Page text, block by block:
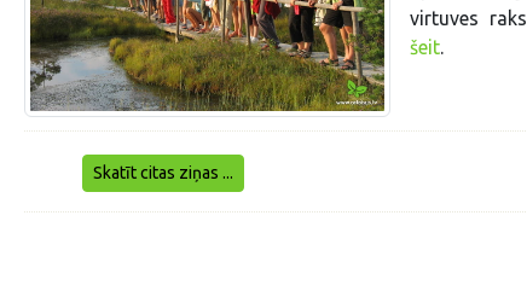
virtuves
šeit.
Skatīt citas ziņas ...